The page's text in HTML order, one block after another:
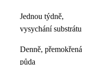
Jednou týdně,
vysychání substrátu
Denně, přemokřená
půda